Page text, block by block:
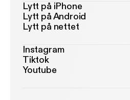
Lytt på iPhone
Lytt på Android
Lytt på nettet
Instagram
Tiktok
Youtube